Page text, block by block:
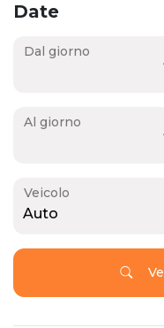
Date
Dal giorno
Al giorno
Veicolo
Auto